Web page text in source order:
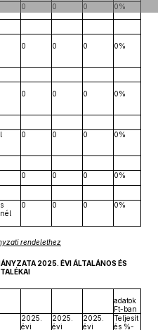
0 0 0 0%
0 0 0 0%
0 0 0 0%
0 0 0 0%
0 0 0 0%
0 0 0 0%
rendelethez
2025. ÉVI ÁLTALÁNOS ÉS
adatok
Ft-ban
2025.
évi
2025.
évi
2025.
évi
Teljesít
és %-